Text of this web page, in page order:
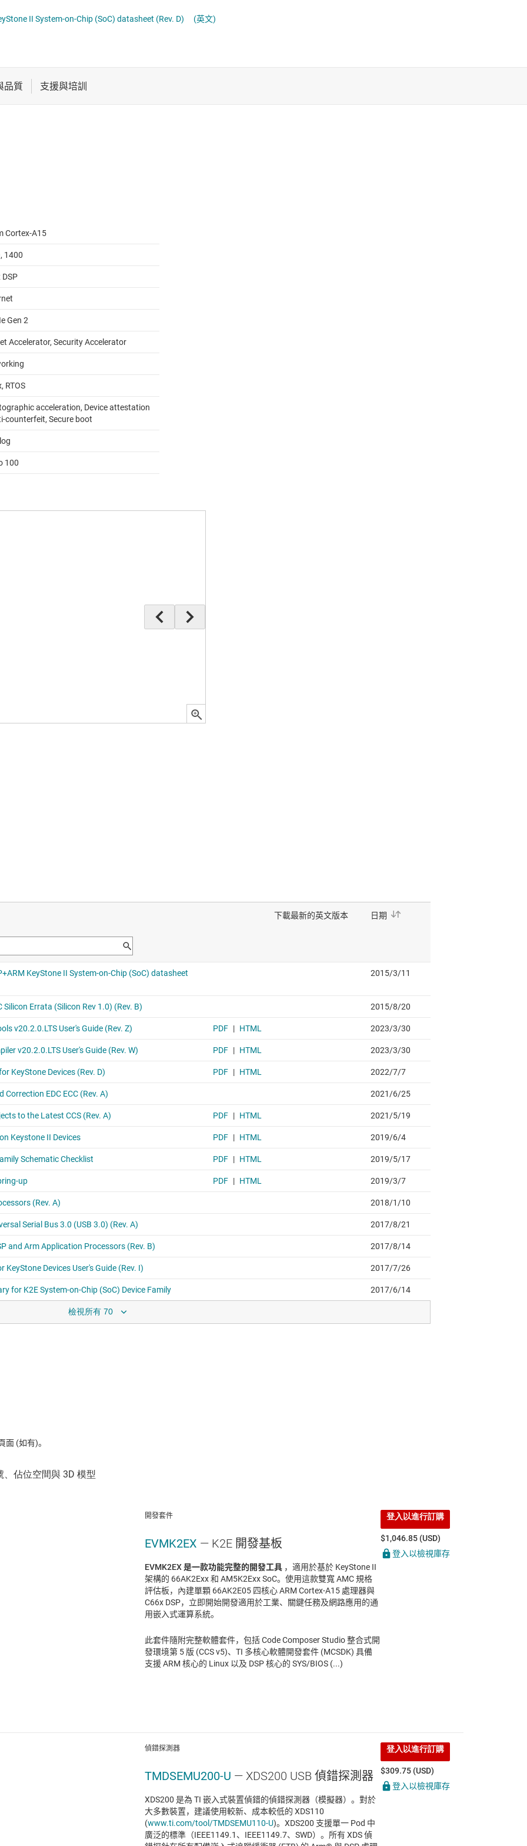
馬達驅動器
II System-on-Chip (SoC) datasheet (Rev. D) (英文)
Cortex-A15
1400
DSP
Gen 2
Accelerator, Security Accelerator
RTOS
acceleration, Device attestation
counterfeit, Secure boot
100
檢視所有 70
(如有)。
開發套件
EVMK2EX — K2E 開發基板
EVMK2EX 是一款功能完整的開發工具 ，適用於基於 KeyStone II
架構的 66AK2Exx 和 AM5K2Exx SoC。使用這款雙寬 AMC 規格
評估板，內建單顆 66AK2E05 四核心 ARM Cortex-A15 處理器與
C66x DSP，立即開始開發適用於工業、關鍵任務及網路應用的通
用嵌入式運算系統。
此套件隨附完整軟體套件，包括 Code Composer Studio 整合式開
發環境第 5 版 (CCS v5)、TI 多核心軟體開發套件 (MCSDK) 具備
支援 ARM 核心的 Linux 以及 DSP 核心的 SYS/BIOS (...)
登入以進行訂購
$1,046.85 (USD)
登入以檢視庫存
偵錯探測器
TMDSEMU200-U — XDS200 USB 偵錯探測器
XDS200 是為 TI 嵌入式裝置偵錯的偵錯探測器（模擬器）。對於
大多數裝置，建議使用較新、成本較低的 XDS110
(www.ti.com/tool/TMDSEMU110-U)。XDS200 支援單一 Pod 中
廣泛的標準（IEEE1149.1、IEEE1149.7、SWD）。所有 XDS 偵
登入以進行訂購
$309.75 (USD)
登入以檢視庫存